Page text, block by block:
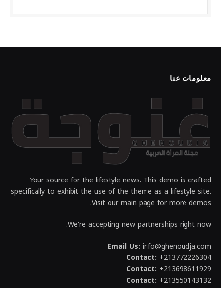
معلومات عنا
Your source for the lifestyle news. This demo is crafted
specifically to exhibit the use of the theme as a lifestyle site.
Visit our main page for more demos.
We're accepting new partnerships right now.
Email Us: info@ghenoudja.com
Contact: +213772226304
Contact: +213698611929
Contact: +213550143132